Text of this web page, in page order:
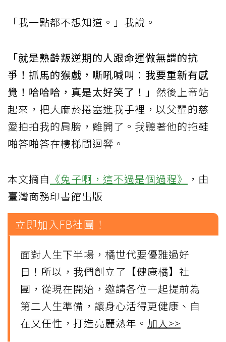
「我一點都不想知道。」我說。
「就是熟齡叛逆期的人跟命運做無謂的抗
爭！抓馬的猴戲，嘶吼喊叫：我要重新有感
覺！哈哈哈，真是太好笑了！」 然後上帝站
起來，把大麻菸捲塞進我手裡，以父輩的慈
愛拍拍我的肩膀，離開了。我聽著他的拖鞋
啪答啪答在樓梯間迴響。
本文摘自 《兔子啊，這不過是個過程》
，由
臺灣商務印書館出版
立即加入FB社團！
面對人生下半場，橘世代要優雅過好
日！所以，我們創立了【健康橘】社
團，從現在開始，邀請各位一起提前為
第二人生準備，讓身心活得更健康、自
在又任性，打造亮麗熟年。 加入>>